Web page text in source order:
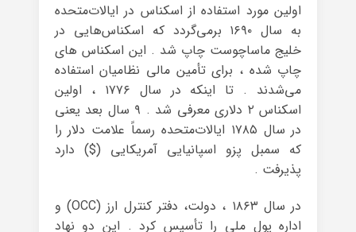
اولین مورد استفاده از اسکناس در ایالات‌متحده
به سال ۱۶۹۰ برمی‌گردد که اسکناس‌هایی در
خلیج ماساچوست چاپ شد . این اسکناس های
چاپ شده ، برای تأمین مالی نظامیان استفاده
می‌شدند . تا اینکه در سال ۱۷۷۶ ، اولین
اسکناس ۲ دلاری معرفی شد . ۹ سال بعد یعنی
در سال ۱۷۸۵ ایالات‌متحده رسماً علامت دلار را
که سمبل پزو اسپانیایی آمریکایی ($) دارد
پذیرفت .
در سال ۱۸۶۳ ، دولت، دفتر کنترل ارز (OCC) و
اداره پول ملی را تأسیس کرد . این دو نهاد